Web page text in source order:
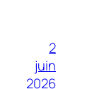
2
juin
2026